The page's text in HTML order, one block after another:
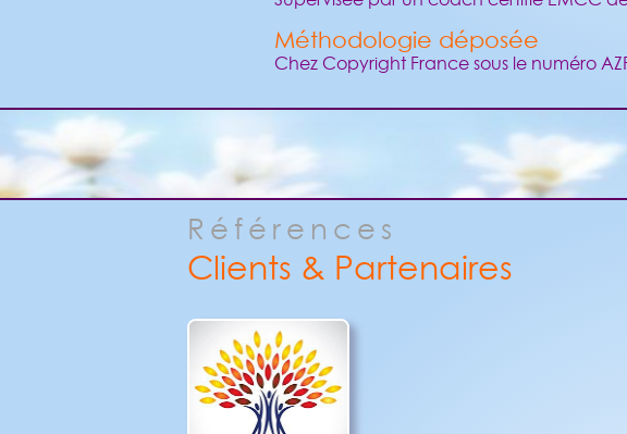
Méthodologie déposée
Chez Copyright France sous le numéro
Références
Clients & Partenaires